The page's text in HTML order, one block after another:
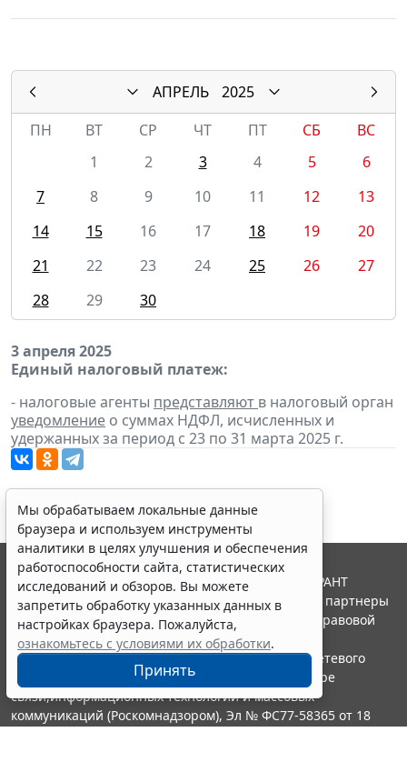
АПРЕЛЬ
2025
ПН
ВТ СР ЧТ ПТ СБ
ВС
1
2 3 4 5
6
7
8 9 10 11 12
13
14
15 16 17 18 19
20
21
22 23 24 25 26
27
28
29 30
3 апреля 2025
Единый налоговый платеж:
- налоговые агенты представляют в налоговый орган
уведомление о суммах НДФЛ, исчисленных и
удержанных за период с 23 по 31 марта 2025 г.
Мы обрабатываем локальные данные
браузера и используем инструменты
аналитики в целях улучшения и обеспечения
работоспособности сайта, статистических
исследований и обзоров. Вы можете
запретить обработку указанных данных в
настройках браузера. Пожалуйста,
ознакомьтесь с условиями их обработки.
Принять
© ООО "НПП "ГАРАНТ-СЕРВИС", 2026. Система ГАРАНТ
выпускается с 1990 года. Компания "Гарант" и ее партнеры
являются участниками Российской ассоциации правовой
информации ГАРАНТ.
Портал ГАРАНТ.РУ зарегистрирован в качестве сетевого
издания Федеральной службой по надзору в сфере
связи,информационных технологий и массовых
коммуникаций (Роскомнадзором), Эл № ФС77-58365 от 18